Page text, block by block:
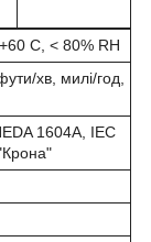
C, < 80% RH
хв, милі/год,
1604A, IEC